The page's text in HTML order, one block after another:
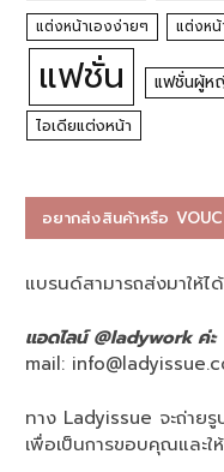
แต่งหน้าเองง่ายๆ แต่งหน้
แฟชั่น แฟชั่นผู้ห
ไอเดียแต่งหน้า
อยากส่งสินค้าหรือ
แบรนด์สามารถส่งมาให้ไ
แอดไลน์ @ladywork ค่ะ
mail:
ทาง Ladyissue จะถ่าย
เพื่อเป็นการขอบคุณและใ